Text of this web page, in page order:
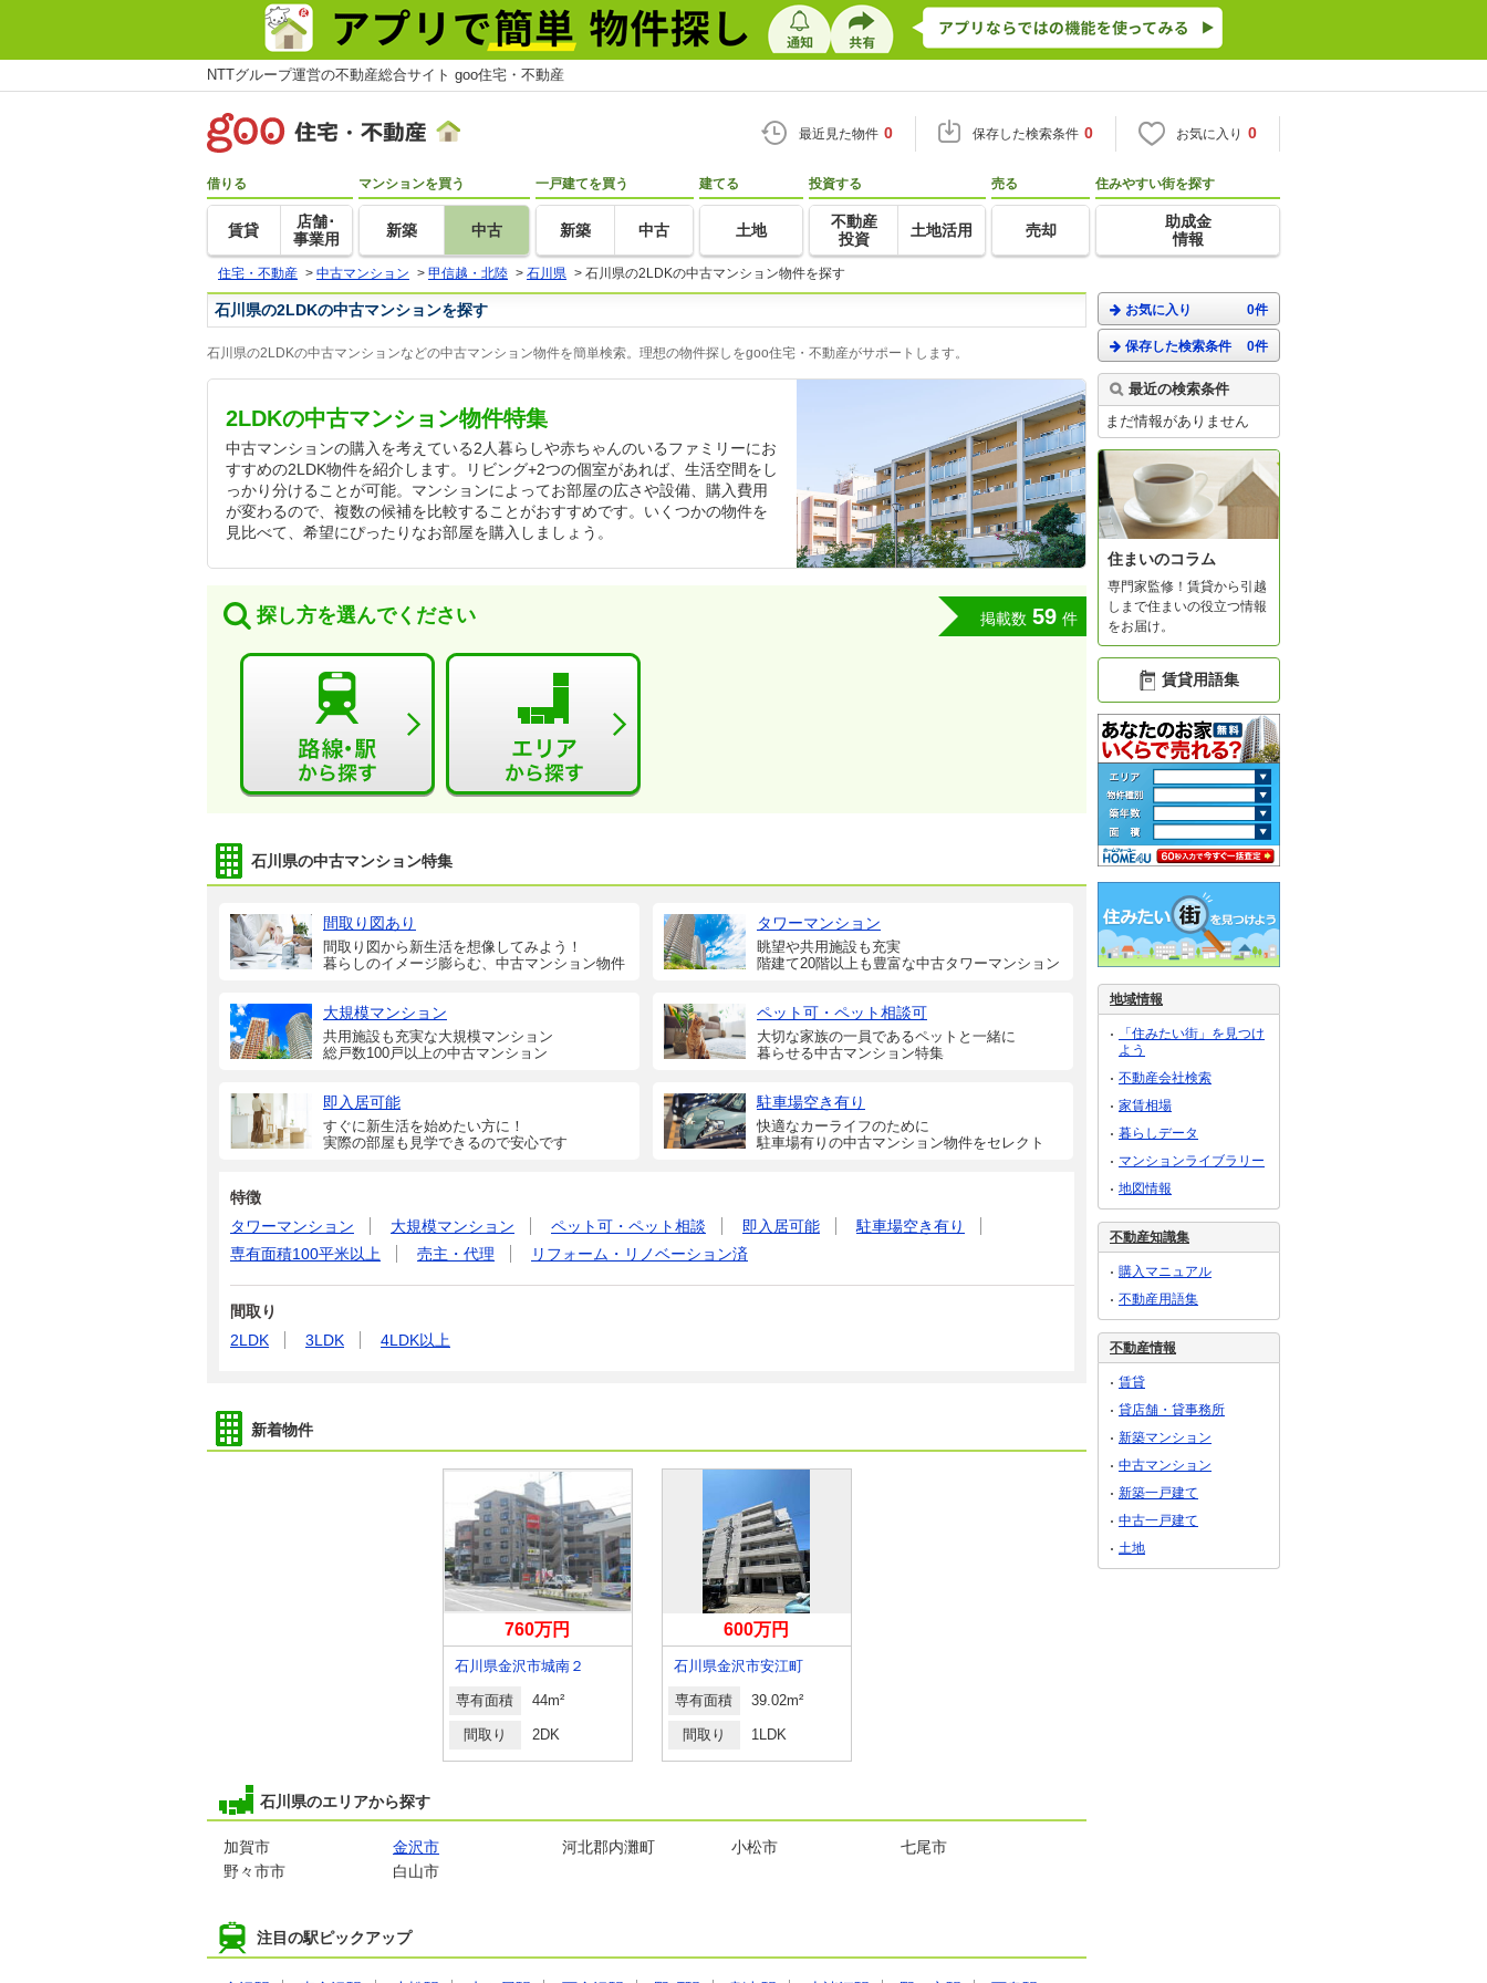
NTTグループ運営の不動産総合サイト goo住宅・不動産
最近見た物件 0 保存した検索条件 0 お気に入り 0
借りる
賃貸
店舗･
事業用
マンションを買う
新築 中古
一戸建てを買う
新築 中古
建てる
土地
投資する
不動産
投資
土地活用
売る
売却
住みやすい街を探す
助成金
情報
住宅・不動産 > 中古マンション > 甲信越・北陸 > 石川県 > 石川県の2LDKの中古マンション物件を探す
石川県の2LDKの中古マンションを探す
石川県の2LDKの中古マンションなどの中古マンション物件を簡単検索。理想の物件探しをgoo住宅・不動産がサポートします。
2LDKの中古マンション物件特集
中古マンションの購入を考えている2人暮らしや赤ちゃんのいるファミリーにお
すすめの2LDK物件を紹介します。リビング+2つの個室があれば、生活空間をし
っかり分けることが可能。マンションによってお部屋の広さや設備、購入費用
が変わるので、複数の候補を比較することがおすすめです。いくつかの物件を
見比べて、希望にぴったりなお部屋を購入しましょう。
探し方を選んでください 掲載数 59 件
石川県の中古マンション特集
間取り図あり
間取り図から新生活を想像してみよう！
暮らしのイメージ膨らむ、中古マンション物件
タワーマンション
眺望や共用施設も充実
階建て20階以上も豊富な中古タワーマンション
大規模マンション
共用施設も充実な大規模マンション
総戸数100戸以上の中古マンション
ペット可・ペット相談可
大切な家族の一員であるペットと一緒に
暮らせる中古マンション特集
即入居可能
すぐに新生活を始めたい方に！
実際の部屋も見学できるので安心です
駐車場空き有り
快適なカーライフのために
駐車場有りの中古マンション物件をセレクト
特徴
タワーマンション
大規模マンション ペット可・ペット相談 即入居可能
駐車場空き有り
専有面積100平米以上
売主・代理 リフォーム・リノベーション済
間取り
2LDK
3LDK 4LDK以上
新着物件
760万円
石川県金沢市城南２
専有面積 44m²
間取り 2DK
600万円
石川県金沢市安江町
専有面積 39.02m²
間取り 1LDK
石川県のエリアから探す
加賀市 金沢市 河北郡内灘町 小松市
七尾市
野々市市
白山市
注目の駅ピックアップ
お気に入り 0件
保存した検索条件 0件
最近の検索条件
まだ情報がありません
住まいのコラム
専門家監修！賃貸から引越
しまで住まいの役立つ情報
をお届け。
賃貸用語集
地域情報
「住みたい街」を見つけ
よう
不動産会社検索
家賃相場
暮らしデータ
マンションライブラリー
地図情報
不動産知識集
購入マニュアル
不動産用語集
不動産情報
賃貸
貸店舗・貸事務所
新築マンション
中古マンション
新築一戸建て
中古一戸建て
土地